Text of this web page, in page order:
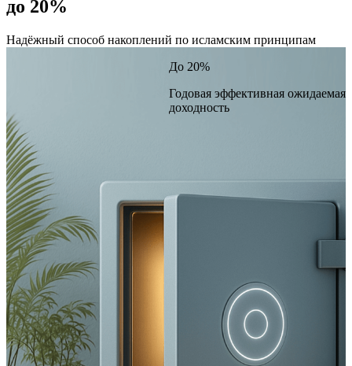
до 20%
Надёжный способ накоплений по исламским принципам
До 20%
Годовая эффективная ожидаемая
доходность